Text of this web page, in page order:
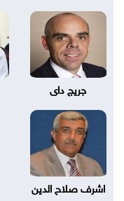
جريج داى
اشرف صلاح الدين